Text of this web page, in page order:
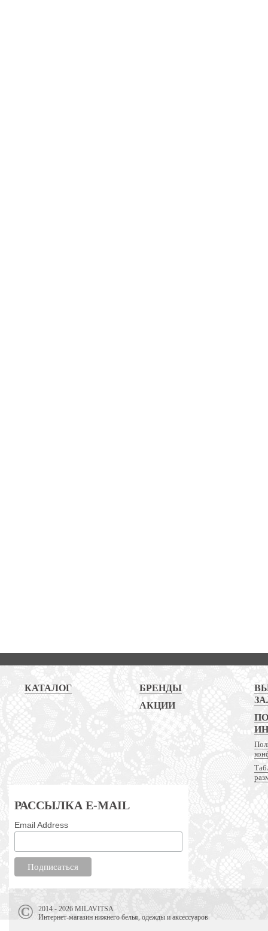
КАТАЛОГ
БРЕНДЫ
АКЦИИ
РАССЫЛКА E-MAIL
Email Address
2014 - 2026 MILAVITSA
Интернет-магазин нижнего белья, одежды и аксессуаров